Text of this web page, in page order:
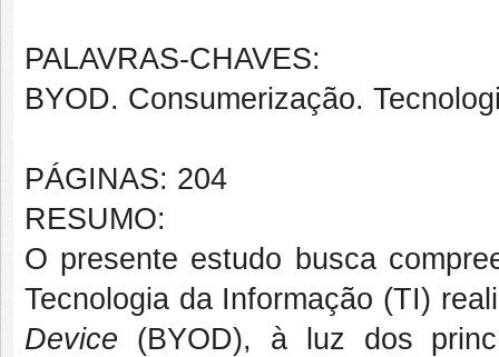
PALAVRAS-CHAVES:
BYOD. Consumerização.
PÁGINAS: 204
RESUMO:
O presente estudo busca
Tecnologia da Informação (TI)
Device (BYOD), à luz dos